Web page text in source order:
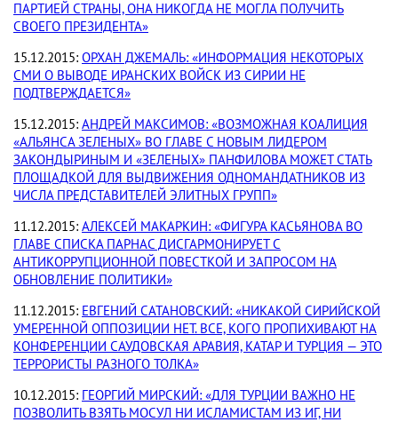
ПАРТИЕЙ СТРАНЫ, ОНА НИКОГДА НЕ МОГЛА ПОЛУЧИТЬ
СВОЕГО ПРЕЗИДЕНТА»
15.12.2015: ОРХАН ДЖЕМАЛЬ: «ИНФОРМАЦИЯ НЕКОТОРЫХ
СМИ О ВЫВОДЕ ИРАНСКИХ ВОЙСК ИЗ СИРИИ НЕ
ПОДТВЕРЖДАЕТСЯ»
15.12.2015: АНДРЕЙ МАКСИМОВ: «ВОЗМОЖНАЯ КОАЛИЦИЯ
«АЛЬЯНСА ЗЕЛЕНЫХ» ВО ГЛАВЕ С НОВЫМ ЛИДЕРОМ
ЗАКОНДЫРИНЫМ И «ЗЕЛЕНЫХ» ПАНФИЛОВА МОЖЕТ СТАТЬ
ПЛОЩАДКОЙ ДЛЯ ВЫДВИЖЕНИЯ ОДНОМАНДАТНИКОВ ИЗ
ЧИСЛА ПРЕДСТАВИТЕЛЕЙ ЭЛИТНЫХ ГРУПП»
11.12.2015: АЛЕКСЕЙ МАКАРКИН: «ФИГУРА КАСЬЯНОВА ВО
ГЛАВЕ СПИСКА ПАРНАС ДИСГАРМОНИРУЕТ С
АНТИКОРРУПЦИОННОЙ ПОВЕСТКОЙ И ЗАПРОСОМ НА
ОБНОВЛЕНИЕ ПОЛИТИКИ»
11.12.2015: ЕВГЕНИЙ САТАНОВСКИЙ: «НИКАКОЙ СИРИЙСКОЙ
УМЕРЕННОЙ ОППОЗИЦИИ НЕТ. ВСЕ, КОГО ПРОПИХИВАЮТ НА
КОНФЕРЕНЦИИ САУДОВСКАЯ АРАВИЯ, КАТАР И ТУРЦИЯ — ЭТО
ТЕРРОРИСТЫ РАЗНОГО ТОЛКА»
10.12.2015: ГЕОРГИЙ МИРСКИЙ: «ДЛЯ ТУРЦИИ ВАЖНО НЕ
ПОЗВОЛИТЬ ВЗЯТЬ МОСУЛ НИ ИСЛАМИСТАМ ИЗ ИГ, НИ